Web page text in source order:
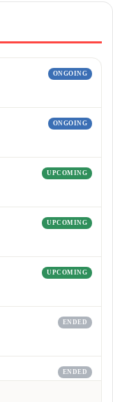
ONGOING
ONGOING
UPCOMING
UPCOMING
UPCOMING
ENDED
ENDED